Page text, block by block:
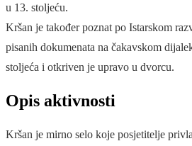
u 13. stoljeću.
Kršan je također poznat po Istarskom
pisanih dokumenata na čakavskom
stoljeća i otkriven je upravo u dvorcu.
Opis aktivnosti
Kršan je mirno selo koje posjetitelje